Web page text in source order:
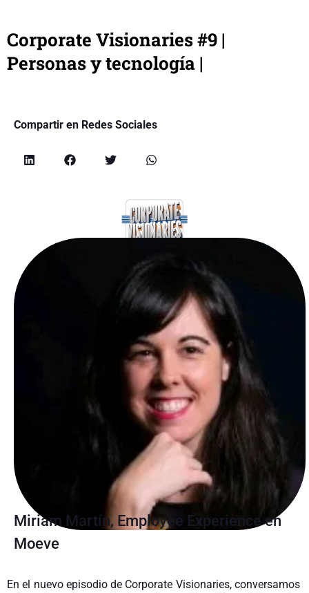
Corporate Visionaries #9 |
Personas y tecnología |
Compartir en Redes Sociales
Miriam Martín, Employee Experience en
Moeve
En el nuevo episodio de Corporate Visionaries, conversamos